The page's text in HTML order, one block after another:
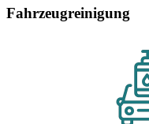
Fahrzeugreinigung